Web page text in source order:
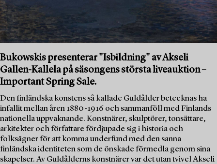
Bukowskis presenterar "Isbildning" av Akseli
Gallen-Kallela på säsongens största liveauktion –
Important Spring Sale.
Den finländska konstens så kallade Guldålder betecknas ha
infallit mellan åren 1880-1916 och sammanföll med Finlands
nationella uppvaknande. Konstnärer, skulptörer, tonsättare,
arkitekter och författare fördjupade sig i historia och
folksägner för att komma underfund med den sanna
finländska identiteten som de önskade förmedla genom sina
skapelser. Av Guldålderns konstnärer var det utan tvivel Akseli